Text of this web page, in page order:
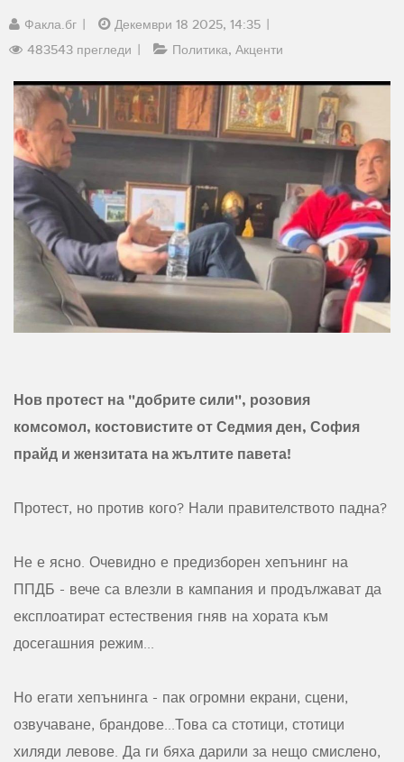
Факла.бг
Декември 18 2025, 14:35
483543 прегледи
Политика Акценти
Нов протест на "добрите сили", розовия
комсомол, костовистите от Седмия ден, София
прайд и жензитата на жълтите павета!
Протест, но против кого? Нали правителството падна?
Не е ясно. Очевидно е предизборен хепънинг на
ППДБ - вече са влезли в кампания и продължават да
експлоатират естествения гняв на хората към
досегашния режим...
Но егати хепънинга - пак огромни екрани, сцени,
озвучаване, брандове...Това са стотици, стотици
хиляди левове. Да ги бяха дарили за нещо смислено,